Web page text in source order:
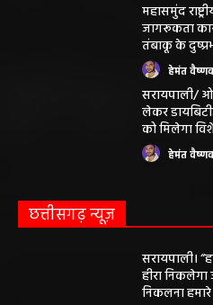
महासमुंद
जागरूकता
तंबाकू के
हेमंत
सरायपाली/
लेकर
को मिलेगा
हेमंत
छत्तीसगढ़ न्यूज़
सरायपाली।
हीरा
निकलना